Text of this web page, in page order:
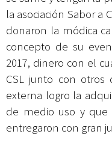
la asociación Sabor a
donaron la módica
concepto de su
2017, dinero con el
CSL junto con otros
externa logro la
de medio uso y que
entregaron con gran